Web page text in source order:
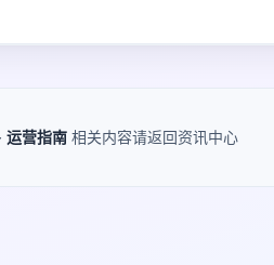
运营指南 相关内容请返回资讯中心